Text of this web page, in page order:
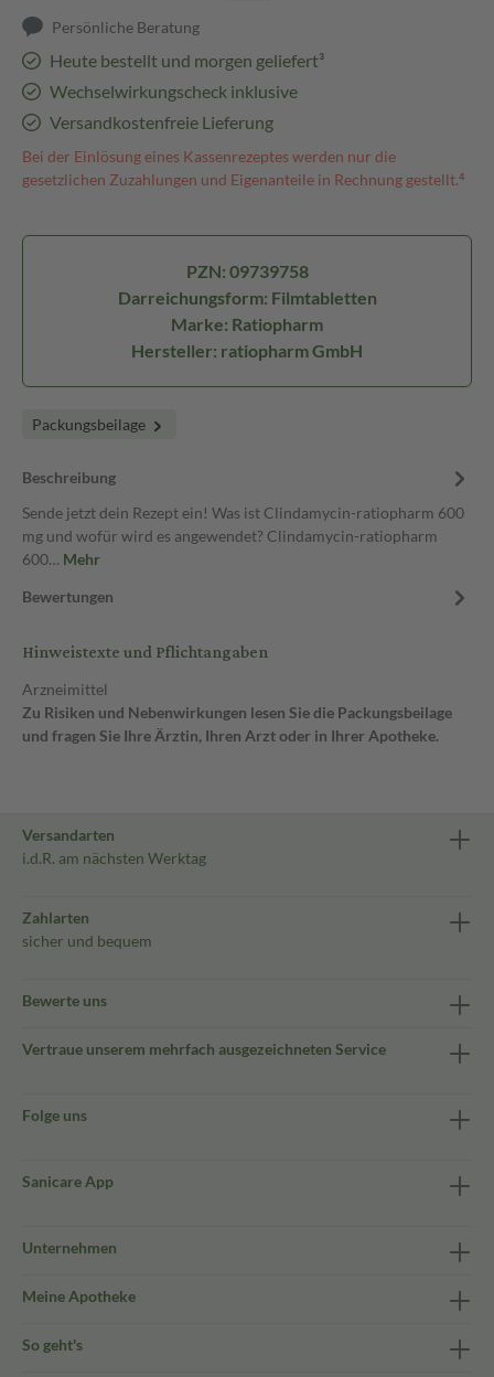
Persönliche Beratung
Heute bestellt und morgen geliefert³
Wechselwirkungscheck inklusive
Versandkostenfreie Lieferung
Bei der Einlösung eines Kassenrezeptes werden nur die
gesetzlichen Zuzahlungen und Eigenanteile in Rechnung gestellt.⁴
PZN: 09739758
Darreichungsform: Filmtabletten
Marke: Ratiopharm
Hersteller: ratiopharm GmbH
Packungsbeilage
Beschreibung
Sende jetzt dein Rezept ein! Was ist Clindamycin-ratiopharm 600
mg und wofür wird es angewendet? Clindamycin-ratiopharm
600… Mehr
Bewertungen
Hinweistexte und Pflichtangaben
Arzneimittel
Zu Risiken und Nebenwirkungen lesen Sie die Packungsbeilage
und fragen Sie Ihre Ärztin, Ihren Arzt oder in Ihrer Apotheke.
Versandarten
i.d.R. am nächsten Werktag
Zahlarten
sicher und bequem
Bewerte uns
Vertraue unserem mehrfach ausgezeichneten Service
Folge uns
Sanicare App
Unternehmen
Meine Apotheke
So geht's